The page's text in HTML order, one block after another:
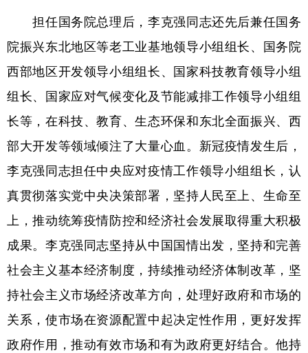
担任国务院总理后，李克强同志还先后兼任国务
院振兴东北地区等老工业基地领导小组组长、国务院
西部地区开发领导小组组长、国家科技教育领导小组
组长、国家应对气候变化及节能减排工作领导小组组
长等，在科技、教育、生态环保和东北全面振兴、西
部大开发等领域倾注了大量心血。新冠疫情发生后，
李克强同志担任中央应对疫情工作领导小组组长，认
真贯彻落实党中央决策部署，坚持人民至上、生命至
上，推动统筹疫情防控和经济社会发展取得重大积极
成果。李克强同志坚持从中国国情出发，坚持和完善
社会主义基本经济制度，持续推动经济体制改革，坚
持社会主义市场经济改革方向，处理好政府和市场的
关系，使市场在资源配置中起决定性作用，更好发挥
政府作用，推动有效市场和有为政府更好结合。他持